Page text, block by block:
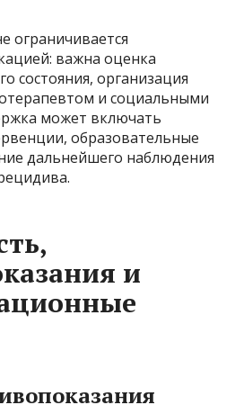
ограничивается
важна оценка
состояния, организация
и социальными
может включать
образовательные
дальнейшего наблюдения
и